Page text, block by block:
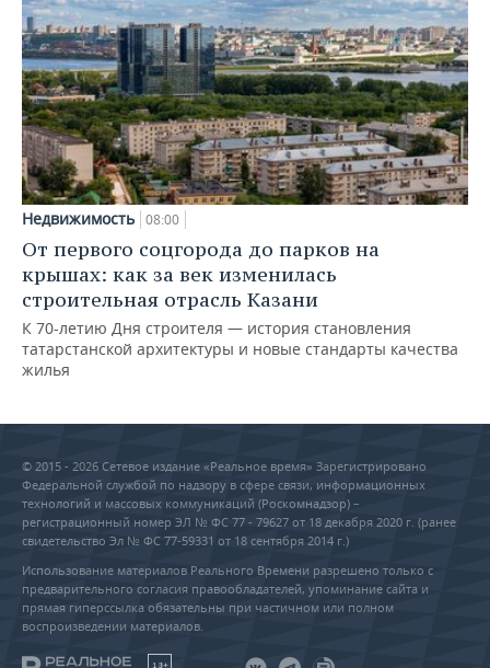
Недвижимость 08:00
От первого соцгорода до парков на
крышах: как за век изменилась
строительная отрасль Казани
К 70-летию Дня строителя — история становления
татарстанской архитектуры и новые стандарты качества
жилья
© 2015 - 2026 Сетевое издание «Реальное время» Зарегистрировано
Федеральной службой по надзору в сфере связи, информационных
технологий и массовых коммуникаций (Роскомнадзор) –
регистрационный номер ЭЛ № ФС 77 - 79627 от 18 декабря 2020 г. (ранее
свидетельство Эл № ФС 77-59331 от 18 сентября 2014 г.)
Использование материалов Реального Времени разрешено только с
предварительного согласия правообладателей, упоминание сайта и
прямая гиперссылка обязательны при частичном или полном
воспроизведении материалов.
18+